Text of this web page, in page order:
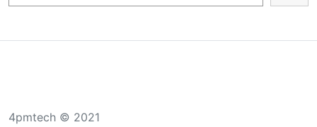
4pmtech © 2021